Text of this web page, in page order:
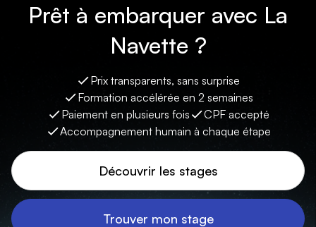
Prêt à embarquer avec La
Navette ?
Prix transparents, sans surprise
Formation accélérée en 2 semaines
Paiement en plusieurs fois
CPF accepté
Accompagnement humain à chaque étape
Découvrir les stages
Trouver mon stage